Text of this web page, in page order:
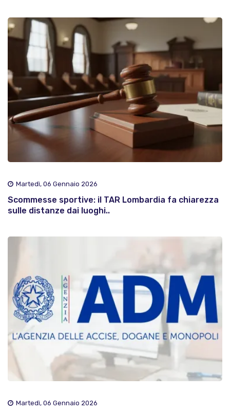
Martedì, 06 Gennaio 2026
Scommesse sportive: il TAR Lombardia fa chiarezza
sulle distanze dai luoghi..
Martedì, 06 Gennaio 2026